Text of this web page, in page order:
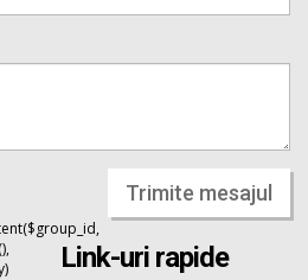
Trimite mesajul
Link-uri rapide